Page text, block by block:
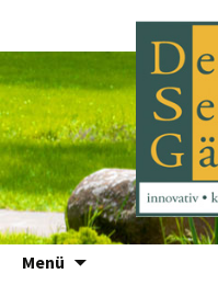
Menü
Zum